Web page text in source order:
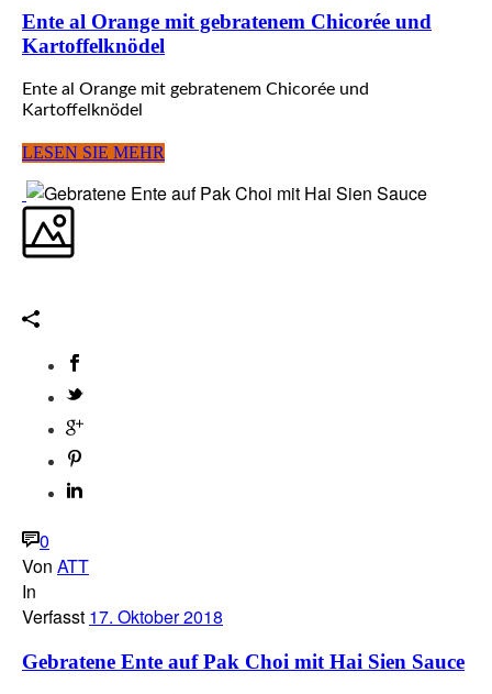
Ente al Orange mit gebratenem Chicorée und
Kartoffelknödel
Ente al Orange mit gebratenem Chicorée und
Kartoffelknödel
LESEN SIE MEHR
0
Von ATT
In
Verfasst 17. Oktober 2018
Gebratene Ente auf Pak Choi mit Hai Sien Sauce